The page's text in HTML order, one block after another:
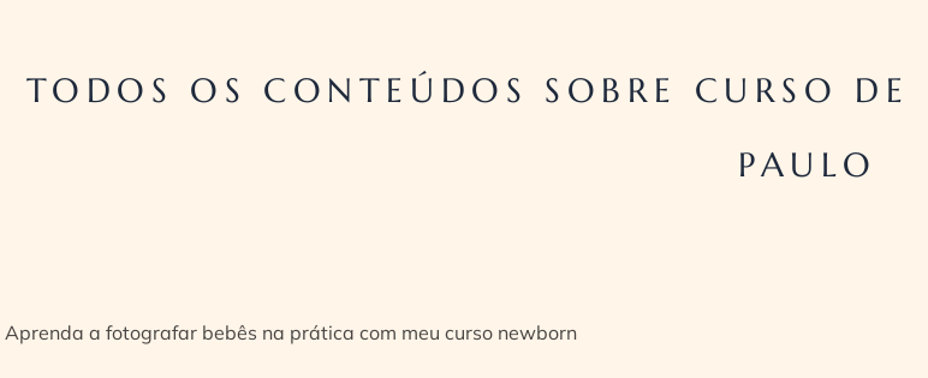
TODOS OS CONTEÚDOS SOBRE CURSO
PAULO
Aprenda a fotografar bebês na prática com meu curso newborn